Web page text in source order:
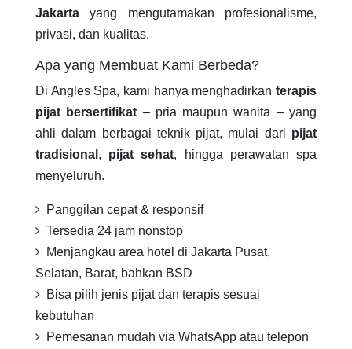
Jakarta yang mengutamakan profesionalisme,
privasi, dan kualitas.
Apa yang Membuat Kami Berbeda?
Di Angles Spa, kami hanya menghadirkan terapis
pijat bersertifikat– pria maupun wanita – yang
ahli dalam berbagai teknik pijat, mulai dari pijat
tradisional , pijat sehat, hingga perawatan spa
menyeluruh.
Panggilan cepat & responsif
Tersedia 24 jam nonstop
Menjangkau area hotel di Jakarta Pusat,
Selatan, Barat, bahkan BSD
Bisa pilih jenis pijat dan terapis sesuai
kebutuhan
Pemesanan mudah via WhatsApp atau telepon